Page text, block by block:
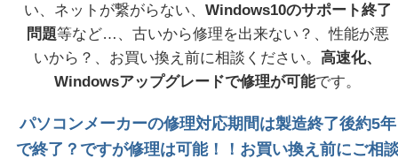
い、ネットが繋がらない、 Windows10のサポート終了
問題等など…、古いから修理を出来ない？、性能が悪
いから？、お買い換え前に相談ください。高速化、
Windowsアップグレードで修理が可能です。
パソコンメーカーの修理対応期間は製造終了後約5年
で終了？ですが修理は可能！！お買い換え前にご相